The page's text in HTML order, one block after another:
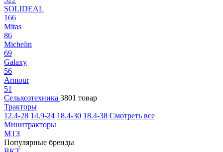
SOLIDEAL
166
Mitas
86
Michelin
69
Galaxy
56
Armour
51
Сельхозтехника 3801 товар
Тракторы
12.4-28 14.9-24 18.4-30 18.4-38 Смотреть все
Минитракторы
МТЗ
Популярные бренды